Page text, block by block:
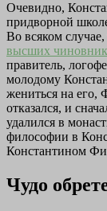
Очевидно,
придворной
Во всяком
высших
правитель,
молодому
жениться на его,
отказался, и
удалился в
философии в
Константином
Чудо